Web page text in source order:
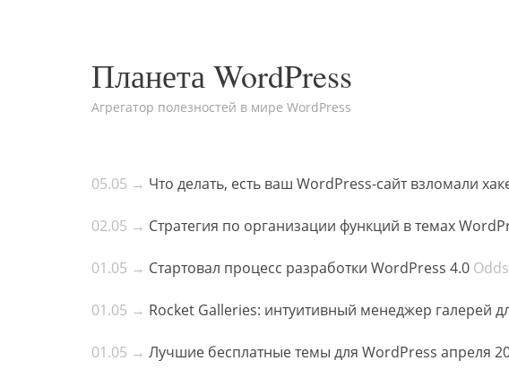
Планета WordPress
Агрегатор полезностей в мире WordPress
05.05 → Что делать, есть ваш WordPress-сайт взломали
02.05 → Стратегия по организации функций в темах
01.05 → Стартовал процесс разработки WordPress 4.0
01.05 → Rocket Galleries: интуитивный менеджер галерей
01.05 → Лучшие бесплатные темы для WordPress апреля